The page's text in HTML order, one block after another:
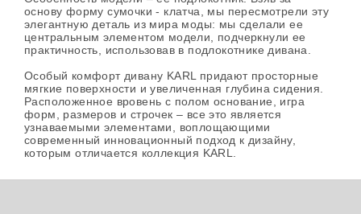
основу форму сумочки - клатча, мы пересмотрели эту
элегантную деталь из мира моды: мы сделали ее
центральным элементом модели, подчеркнули ее
практичность, использовав в подлокотнике дивана.
Особый комфорт дивану KARL придают просторные
мягкие поверхности и увеличенная глубина сидения.
Расположенное вровень с полом основание, игра
форм, размеров и строчек – все это является
узнаваемыми элементами, воплощающими
современный инновационный подход к дизайну,
которым отличается коллекция KARL.